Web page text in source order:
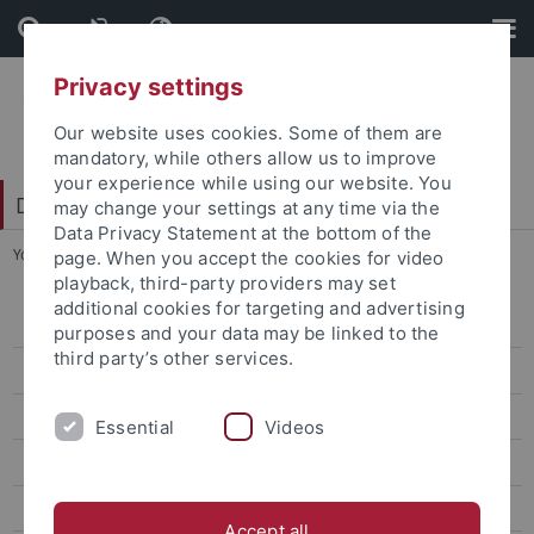
Skip
to
content
Skip
to
footer
Digital Humanities Center
You are here: Startseite ... Planung
Forschungsdatenmanagement
Planung
Umsetzung
Software und Entwicklung
Privacy settings
Our website uses cookies. Some of them are
mandatory, while others allow us to improve
your experience while using our website. You
may change your settings at any time via the
Data Privacy Statement at the bottom of the
page. When you accept the cookies for video
playback, third-party providers may set
additional cookies for targeting and advertising
purposes and your data may be linked to the
third party’s other services.
Essential Videos